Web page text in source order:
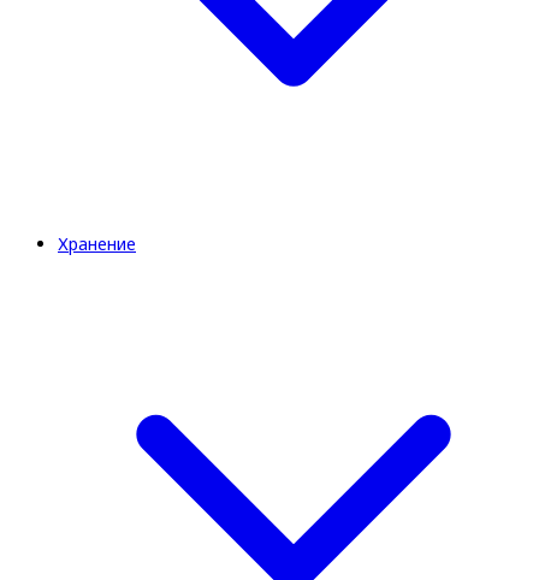
Хранение